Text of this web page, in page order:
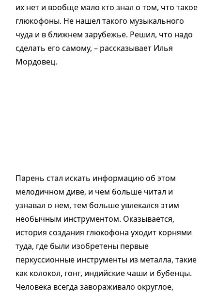
их нет и вообще мало кто знал о том, что такое
глюкофоны. Не нашел такого музыкального
чуда и в ближнем зарубежье. Решил, что надо
сделать его самому, – рассказывает Илья
Мордовец.
Парень стал искать информацию об этом
мелодичном диве, и чем больше читал и
узнавал о нем, тем больше увлекался этим
необычным инструментом. Оказывается,
история создания глюкофона уходит корнями
туда, где были изобретены первые
перкуссионные инструменты из металла, такие
как колокол, гонг, индийские чаши и бубенцы.
Человека всегда завораживало округлое,